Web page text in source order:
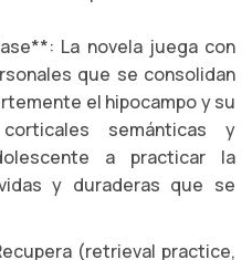
La novela juega con
que se consolidan
el hipocampo y su
semánticas y
a practicar la
y duraderas que se
(retrieval practice,